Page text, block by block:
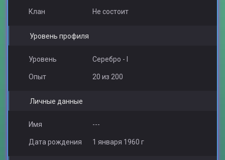
Клан Не состоит
Уровень профиля
Уровень Серебро - I
Опыт 20 из 200
Личные данные
Имя ---
Дата рождения 1 января 1960 г